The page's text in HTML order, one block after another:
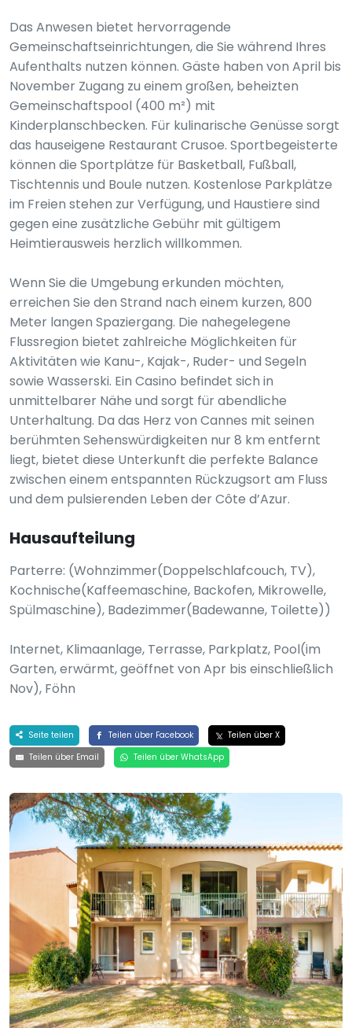
Das Anwesen bietet hervorragende
Gemeinschaftseinrichtungen, die Sie während Ihres
Aufenthalts nutzen können. Gäste haben von April bis
November Zugang zu einem großen, beheizten
Gemeinschaftspool (400 m²) mit
Kinderplanschbecken. Für kulinarische Genüsse sorgt
das hauseigene Restaurant Crusoe. Sportbegeisterte
können die Sportplätze für Basketball, Fußball,
Tischtennis und Boule nutzen. Kostenlose Parkplätze
im Freien stehen zur Verfügung, und Haustiere sind
gegen eine zusätzliche Gebühr mit gültigem
Heimtierausweis herzlich willkommen.
Wenn Sie die Umgebung erkunden möchten,
erreichen Sie den Strand nach einem kurzen, 800
Meter langen Spaziergang. Die nahegelegene
Flussregion bietet zahlreiche Möglichkeiten für
Aktivitäten wie Kanu-, Kajak-, Ruder- und Segeln
sowie Wasserski. Ein Casino befindet sich in
unmittelbarer Nähe und sorgt für abendliche
Unterhaltung. Da das Herz von Cannes mit seinen
berühmten Sehenswürdigkeiten nur 8 km entfernt
liegt, bietet diese Unterkunft die perfekte Balance
zwischen einem entspannten Rückzugsort am Fluss
und dem pulsierenden Leben der Côte d’Azur.
Hausaufteilung
Parterre: (Wohnzimmer(Doppelschlafcouch, TV),
Kochnische(Kaffeemaschine, Backofen, Mikrowelle,
Spülmaschine), Badezimmer(Badewanne, Toilette))
Internet, Klimaanlage, Terrasse, Parkplatz, Pool(im
Garten, erwärmt, geöffnet von Apr bis einschließlich
Nov), Föhn
Seite teilen Teilen über Facebook
Teilen über X
Teilen über Email
Teilen über WhatsApp